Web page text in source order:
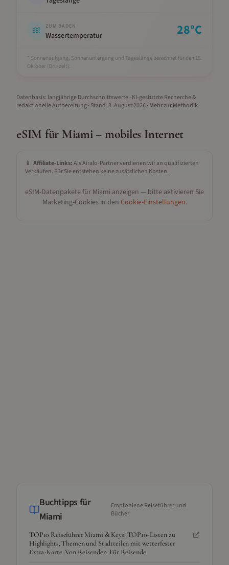
ZUM BADEN
Wassertemperatur 28°C
* Sonnenaufgang, Sonnenuntergang und Tageslänge berechnet für den 15.
Oktober (Ortszeit).
Datenbasis: langjährige Durchschnittswerte · KI-gestützte Recherche &
redaktionelle Aufbereitung· Stand: 3. August 2026· Mehr zur Methodik
eSIM für Miami– mobiles Internet
📱 Affiliate-Links:Als Airalo-Partner verdienen wir an qualifizierten
Verkäufen. Für Sie entstehen keine zusätzlichen Kosten.
eSIM-Datenpakete für Miami anzeigen — bitte aktivieren Sie
Marketing-Cookies in den Cookie-Einstellungen.
Buchtipps für
Miami
Empfohlene Reiseführer und
Bücher
TOP10 Reiseführer Miami & Keys: TOP10-Listen zu
Highlights, Themen und Stadtteilen mit wetterfester
Extra-Karte. Von Reisenden. Für Reisende.